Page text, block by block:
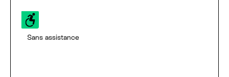
Sans assistance